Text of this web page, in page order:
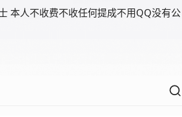
本人不收费不收任何提成不用QQ没有公